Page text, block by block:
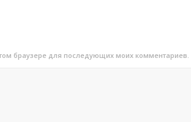
браузере для последующих моих комментариев.